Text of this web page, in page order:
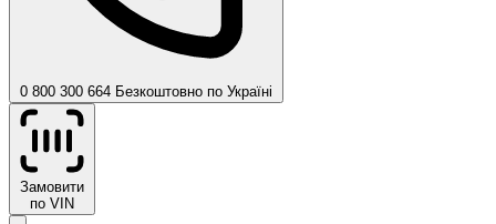
0 800 300 664 Безкоштовно по Україні
Замовити
по VIN